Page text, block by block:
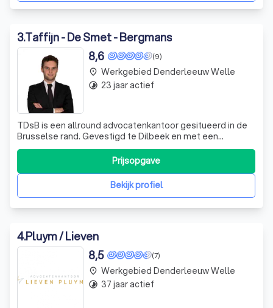
3.Taffijn - De Smet - Bergmans
(9)
8,6
TDsB is een allround advocatenkantoor gesitueerd in de
Brusselse rand. Gevestigd te Dilbeek en met een
bijkantoor in het centrum van Halle, bevinden wij ons in het
hart van de regio’s Brussel en Halle-Vilvoorde. Het
kantoor is vlot bereikbaar via de grote invalswegen rond
Brussel en tevens via openbBekijk profiel
Prijsopgave
place Werkgebied Denderleeuw Welle
timelapse 23 jaar actief
4.Pluym / Lieven
(7)
8,5
place Werkgebied Denderleeuw Welle
timelapse 37 jaar actief